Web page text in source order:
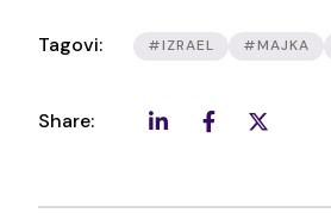
Tagovi: #IZRAEL #MAJKA
Share: